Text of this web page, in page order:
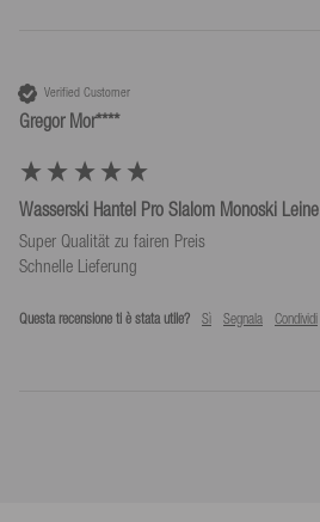
Verified Customer
Gregor Mor****
Wasserski Hantel Pro Slalom Monoski Leine
Super Qualität zu fairen Preis
Schnelle Lieferung
Questa recensione ti è stata utile? Sì Segnala Condividi